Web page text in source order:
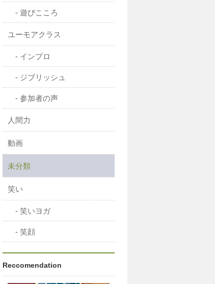
遊びこころ
ユーモアクラス
インプロ
ジブリッシュ
参加者の声
人間力
動画
未分類
笑い
笑いヨガ
笑顔
Reccomendation